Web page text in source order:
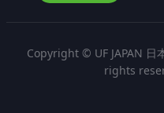
Copyright © UF JAPAN 日
rights